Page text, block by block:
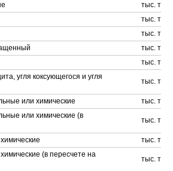
тыс. т
тыс. т
тыс. т
тыс. т
тыс. т
угля коксующегося и угля
тыс. т
или химические
тыс. т
или химические (в
тыс. т
тыс. т
(в пересчете на
тыс. т